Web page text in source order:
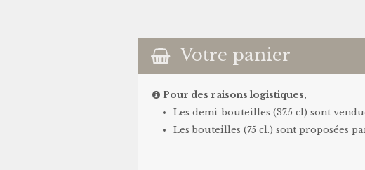
Votre panier
Pour des raisons logistiques,
Les demi-bouteilles (37.5 cl) sont
Les bouteilles (75 cl.) sont proposées